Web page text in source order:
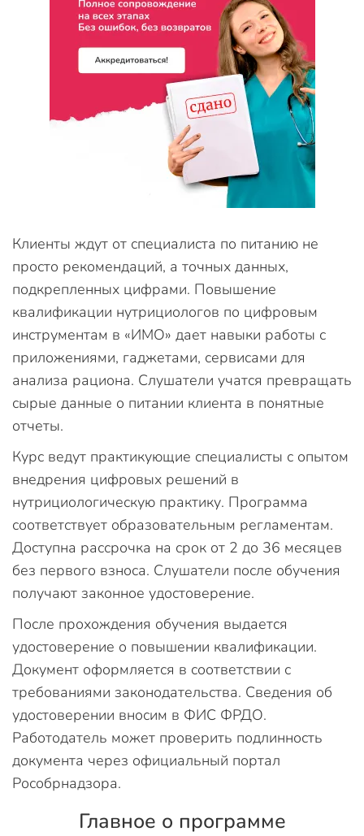
Клиенты ждут от специалиста по питанию не
просто рекомендаций, а точных данных,
подкрепленных цифрами. Повышение
квалификации нутрициологов по цифровым
инструментам в «ИМО» дает навыки работы с
приложениями, гаджетами, сервисами для
анализа рациона. Слушатели учатся превращать
сырые данные о питании клиента в понятные
отчеты.
Курс ведут практикующие специалисты с опытом
внедрения цифровых решений в
нутрициологическую практику. Программа
соответствует образовательным регламентам.
Доступна рассрочка на срок от 2 до 36 месяцев
без первого взноса. Слушатели после обучения
получают законное удостоверение.
После прохождения обучения выдается
удостоверение о повышении квалификации.
Документ оформляется в соответствии с
требованиями законодательства. Сведения об
удостоверении вносим в ФИС ФРДО.
Работодатель может проверить подлинность
документа через официальный портал
Рособрнадзора.
Главное о программе